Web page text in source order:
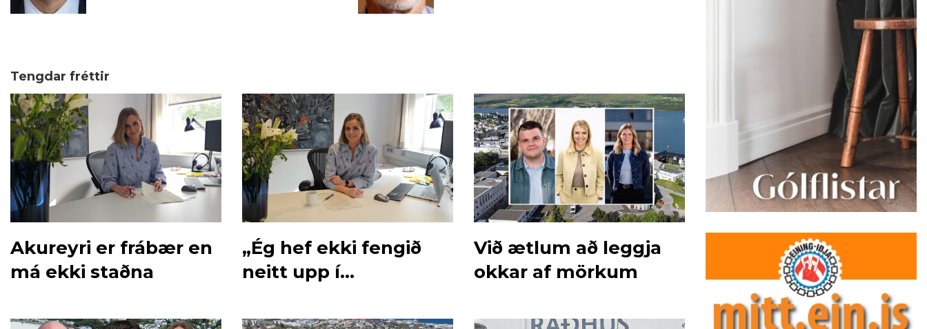
Tengdar fréttir
Akureyri er frábær en
má ekki staðna
„Ég hef ekki fengið
neitt upp í
Við ætlum að leggja
okkar af mörkum